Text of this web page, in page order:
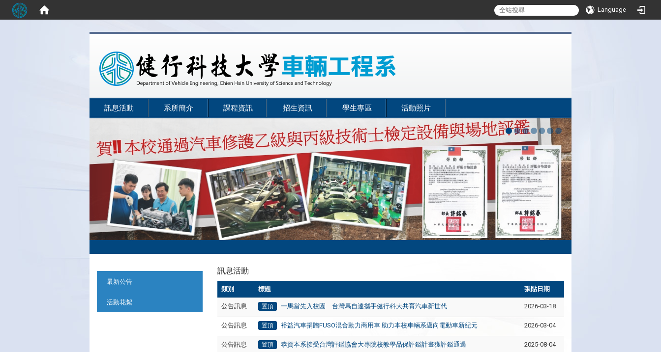
Language
訊息活動 系所簡介 課程資訊 招生資訊 學生專區 活動照片
最新公告
活動花絮
訊息活動
類別 標題 張貼日期
公告訊息 置頂 一馬當先入校園 台灣馬自達攜手健行科大共育汽車新世代 2026-03-18
公告訊息 置頂 裕益汽車捐贈FUSO混合動力商用車 助力本校車輛系邁向電動車新紀元 2026-03-04
公告訊息 置頂 恭賀本系接受台灣評鑑協會大專院校教學品保評鑑計畫獲評鑑通過 2025-08-04